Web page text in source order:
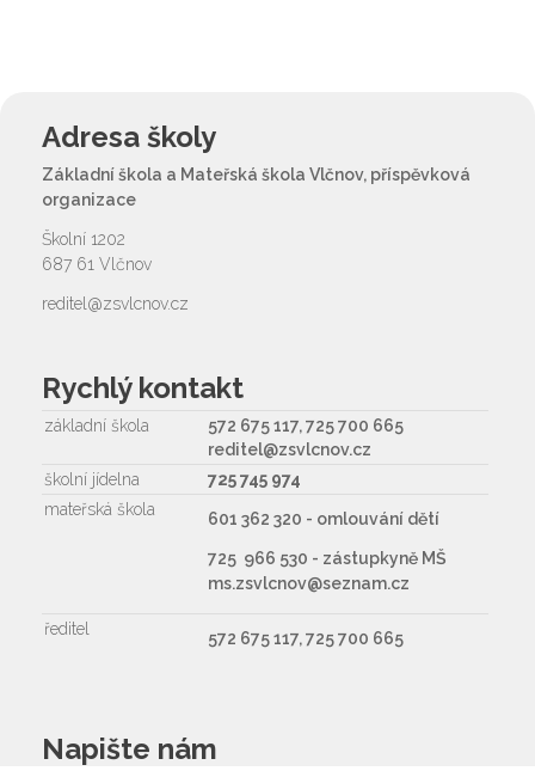
Adresa školy
Základní škola a Mateřská škola Vlčnov, příspěvková
organizace
Školní 1202
687 61 Vlčnov
reditel@zsvlcnov.cz
Rychlý kontakt
základní škola
572 675 117, 725 700 665
reditel@zsvlcnov.cz
školní jídelna
725 745 974
mateřská škola
601 362 320 - omlouvání dětí
725 966 530 - zástupkyně MŠ
ms.zsvlcnov@seznam.cz
ředitel 572 675 117, 725 700 665
Napište nám